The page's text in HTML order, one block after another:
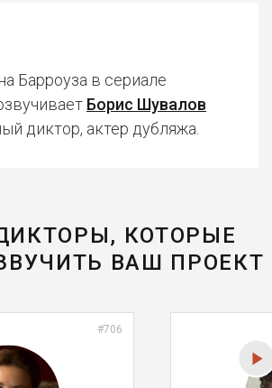
Барроуза в сериале
Борис Шувалов
диктор, актер дубляжа.
КОТОРЫЕ
ВАШ ПРОЕКТ
#706